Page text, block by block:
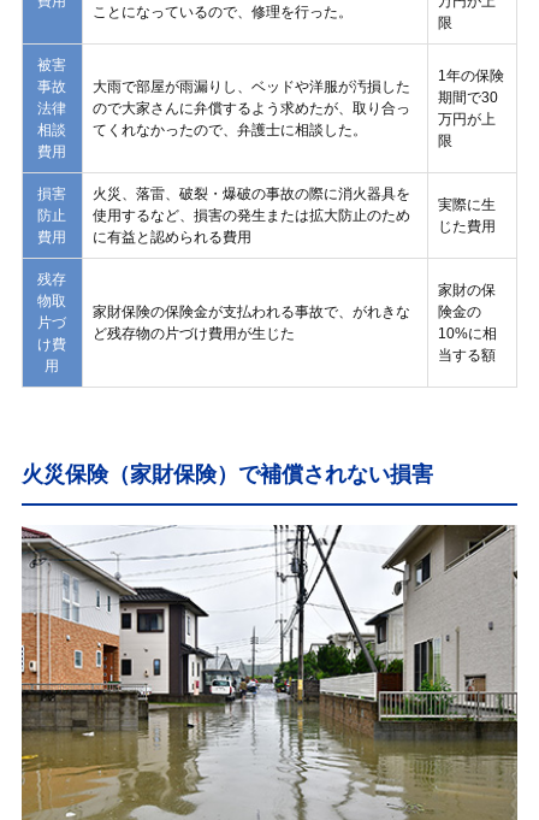
ことになっているので、修理を行った。
限
被害
事故
法律
相談
費用
大雨で部屋が雨漏りし、ベッドや洋服が汚損した
ので大家さんに弁償するよう求めたが、取り合っ
てくれなかったので、弁護士に相談した。
1年の保険
期間で30
万円が上
限
損害
防止
費用
火災、落雷、破裂・爆破の事故の際に消火器具を
使用するなど、損害の発生または拡大防止のため
に有益と認められる費用
実際に生
じた費用
残存
物取
片づ
け費
用
家財保険の保険金が支払われる事故で、がれきな
ど残存物の片づけ費用が生じた
家財の保
険金の
10%に相
当する額
火災保険（家財保険）で補償されない損害